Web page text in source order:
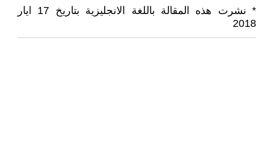
* نشرت هذه المقالة باللغة الانجليزية بتاريخ 17 ايار
2018